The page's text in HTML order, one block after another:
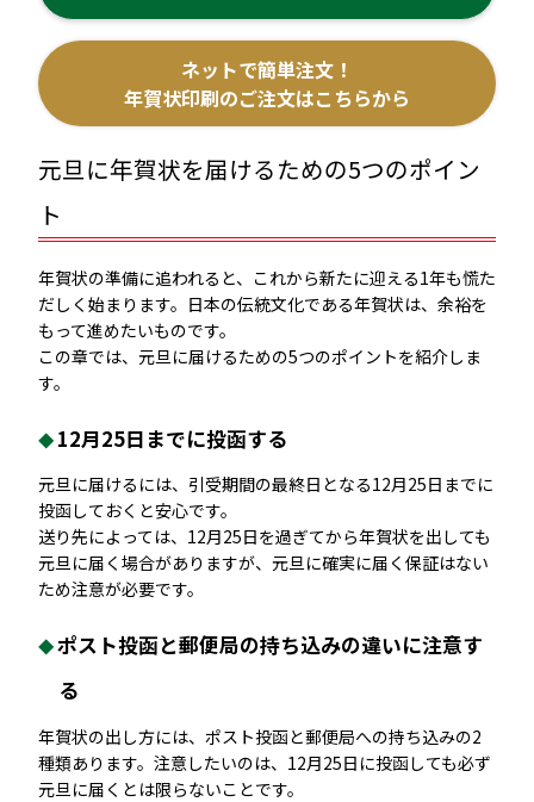
ネットで簡単注文！
年賀状印刷のご注文はこちらから
元旦に年賀状を届けるための5つのポイン
ト
年賀状の準備に追われると、これから新たに迎える1年も慌た
だしく始まります。日本の伝統文化である年賀状は、余裕を
もって進めたいものです。
この章では、元旦に届けるための5つのポイントを紹介しま
す。
12月25日までに投函する
元旦に届けるには、引受期間の最終日となる12月25日までに
投函しておくと安心です。
送り先によっては、12月25日を過ぎてから年賀状を出しても
元旦に届く場合がありますが、元旦に確実に届く保証はない
ため注意が必要です。
ポスト投函と郵便局の持ち込みの違いに注意す
る
年賀状の出し方には、ポスト投函と郵便局への持ち込みの2
種類あります。注意したいのは、12月25日に投函しても必ず
元旦に届くとは限らないことです。